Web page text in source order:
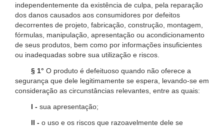
independentemente da existência de culpa, pela reparação
dos danos causados aos consumidores por defeitos
decorrentes de projeto, fabricação, construção, montagem,
fórmulas, manipulação, apresentação ou acondicionamento
de seus produtos, bem como por informações insuficientes
ou inadequadas sobre sua utilização e riscos.
§ 1° O produto é defeituoso quando não oferece a
segurança que dele legitimamente se espera, levando-se em
consideração as circunstâncias relevantes, entre as quais:
I - sua apresentação;
II - o uso e os riscos que razoavelmente dele se